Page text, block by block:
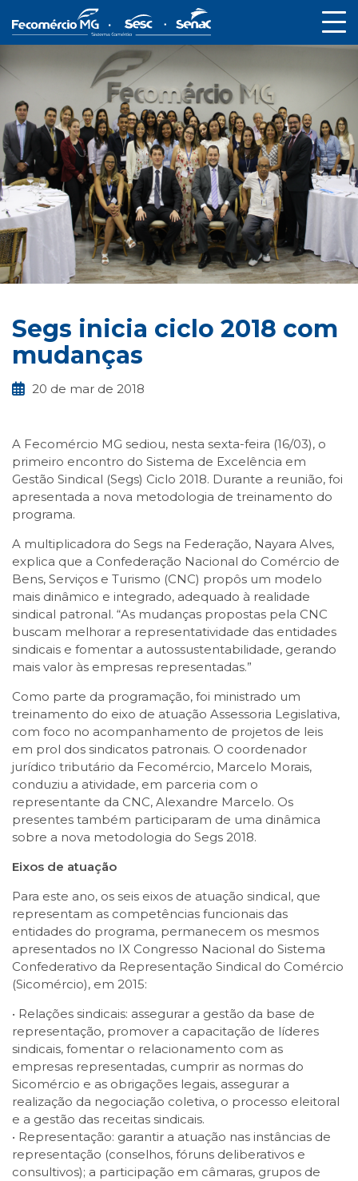
Segs inicia ciclo 2018 com
mudanças
20 de mar de 2018
A Fecomércio MG sediou, nesta sexta-feira (16/03), o
primeiro encontro do Sistema de Excelência em
Gestão Sindical (Segs) Ciclo 2018. Durante a reunião, foi
apresentada a nova metodologia de treinamento do
programa.
A multiplicadora do Segs na Federação, Nayara Alves,
explica que a Confederação Nacional do Comércio de
Bens, Serviços e Turismo (CNC) propôs um modelo
mais dinâmico e integrado, adequado à realidade
sindical patronal. “As mudanças propostas pela CNC
buscam melhorar a representatividade das entidades
sindicais e fomentar a autossustentabilidade, gerando
mais valor às empresas representadas.”
Como parte da programação, foi ministrado um
treinamento do eixo de atuação Assessoria Legislativa,
com foco no acompanhamento de projetos de leis
em prol dos sindicatos patronais. O coordenador
jurídico tributário da Fecomércio, Marcelo Morais,
conduziu a atividade, em parceria com o
representante da CNC, Alexandre Marcelo. Os
presentes também participaram de uma dinâmica
sobre a nova metodologia do Segs 2018.
Eixos de atuação
Para este ano, os seis eixos de atuação sindical, que
representam as competências funcionais das
entidades do programa, permanecem os mesmos
apresentados no IX Congresso Nacional do Sistema
Confederativo da Representação Sindical do Comércio
(Sicomércio), em 2015:
• Relações sindicais: assegurar a gestão da base de
representação, promover a capacitação de líderes
sindicais, fomentar o relacionamento com as
empresas representadas, cumprir as normas do
Sicomércio e as obrigações legais, assegurar a
realização da negociação coletiva, o processo eleitoral
e a gestão das receitas sindicais.
• Representação: garantir a atuação nas instâncias de
representação (conselhos, fóruns deliberativos e
consultivos); a participação em câmaras, grupos de